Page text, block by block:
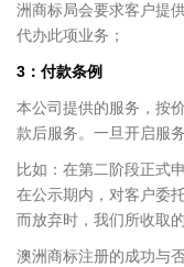
洲商标局会要求客户提
代办此项业务；
3：付款条例
本公司提供的服务，按
款后服务。一旦开启服
比如：在第二阶段正式
在公示期内，对客户委
而放弃时，我们所收取
澳洲商标注册的成功与